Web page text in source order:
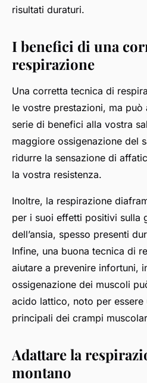
risultati duraturi.
I benefici di una
respirazione
Una corretta tecnica di
le vostre prestazioni, ma può
serie di benefici alla vostra
maggiore ossigenazione del
ridurre la sensazione di
la vostra resistenza.
Inoltre, la respirazione
per i suoi effetti positivi sulla
dell’ansia, spesso presenti
Infine, una buona tecnica di
aiutare a prevenire infortuni,
ossigenazione dei muscoli
acido lattico, noto per essere
principali dei crampi
Adattare la
montano